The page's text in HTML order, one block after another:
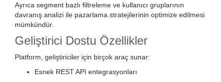
Ayrıca segment bazlı filtreleme ve kullanıcı gruplarının
davranış analizi ile pazarlama stratejilerinin optimize edilmesi
mümkündür.
Geliştirici Dostu Özellikler
Platform, geliştiriciler için birçok araç sunar:
Esnek REST API entegrasyonları